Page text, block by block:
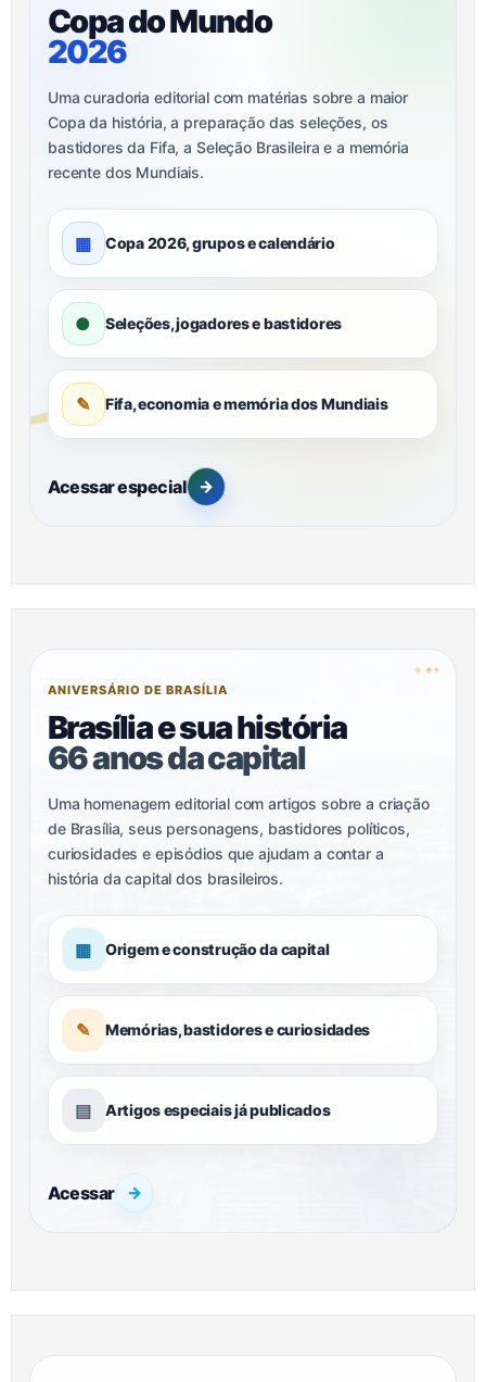
Copa do Mundo
2026
Uma curadoria editorial com matérias sobre a maior
Copa da história, a preparação das seleções, os
bastidores da Fifa, a Seleção Brasileira e a memória
recente dos Mundiais.
▦ Copa 2026, grupos e calendário
● Seleções, jogadores e bastidores
✎ Fifa, economia e memória dos Mundiais
Acessar especial →
✦ ✦✦
ANIVERSÁRIO DE BRASÍLIA
Brasília e sua história
66 anos da capital
Uma homenagem editorial com artigos sobre a criação
de Brasília, seus personagens, bastidores políticos,
curiosidades e episódios que ajudam a contar a
história da capital dos brasileiros.
▦ Origem e construção da capital
✎ Memórias, bastidores e curiosidades
▤ Artigos especiais já publicados
Acessar →